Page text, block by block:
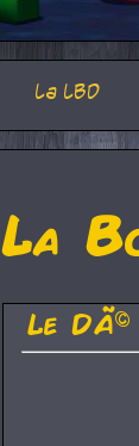
La LBD
La
Le